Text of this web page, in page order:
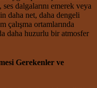
dalgalarını emerek veya
daha net, daha dengeli
çalışma ortamlarında
daha huzurlu bir atmosfer
Gerekenler ve